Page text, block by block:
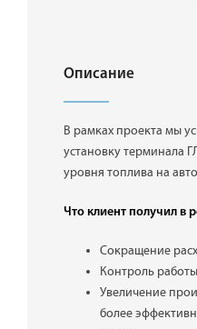
Описание
В рамках проекта мы
установку терминала
уровня топлива на
Что клиент получил в
Сокращение
Контроль
Увеличение
более